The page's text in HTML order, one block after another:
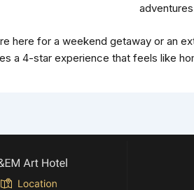
here for a weekend getaway or an
a 4-star experience that feels like